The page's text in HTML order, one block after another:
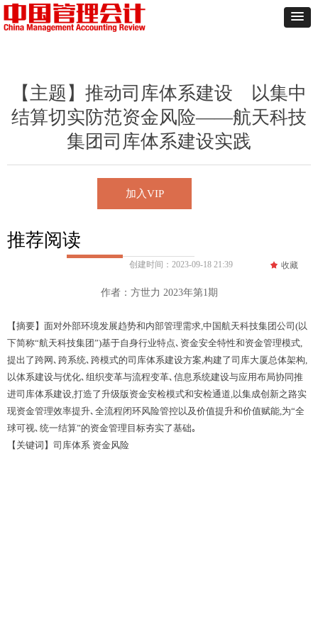
【主题】推动司库体系建设 以集中
结算切实防范资金风险——航天科技
集团司库体系建设实践
【摘要】面对外部环境发展趋势和内部管理需求,中国航天科技集团公司(以
下简称“航天科技集团”)基于自身行业特点､资金安全特性和资金管理模式,
提出了跨网､跨系统､跨模式的司库体系建设方案,构建了司库大厦总体架构,
以体系建设与优化､组织变革与流程变革､信息系统建设与应用布局协同推
进司库体系建设,打造了升级版资金安检模式和安检通道,以集成创新之路实
现资金管理效率提升､全流程闭环风险管控以及价值提升和价值赋能,为“全
球可视､统一结算”的资金管理目标夯实了基础｡
【关键词】司库体系 资金风险
推荐阅读
作者：方世力 2023年第1期
创建时间： 2023-09-18 21:39 끄 收藏
加入VIP